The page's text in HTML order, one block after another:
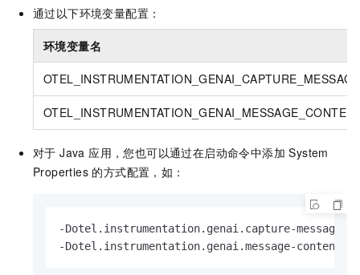
通过以下环境变量配置：
环境变量名
对于 Java 应用，您也可以通过在启动命令中添加 System
Properties 的方式配置，如：
-Dotel.instrumentation.genai.capture-message-
-Dotel.instrumentation.genai.message-